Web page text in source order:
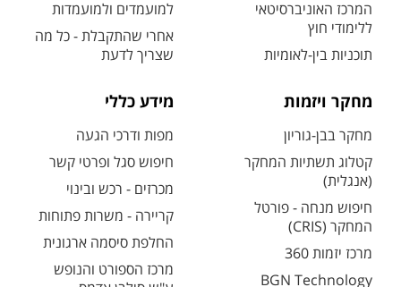
המרכז האוניברסיטאי
ללימודי חוץ
תוכניות בין-לאומיות
למועמדים ולמועמדות
אחרי שהתקבלת - כל מה
שצריך לדעת
מחקר ויזמות
מחקר בבן-גוריון
קטלוג תשתיות המחקר
(אנגלית)
חיפוש מנחה - פורטל
המחקר (CRIS)
מרכז יזמות 360
BGN Technology
מידע כללי
מפות ודרכי הגעה
חיפוש סגל ופרטי קשר
מכרזים - רכש ובינוי
קריירה - משרות פתוחות
החלפת סיסמה ארגונית
מרכז הספורט והנופש